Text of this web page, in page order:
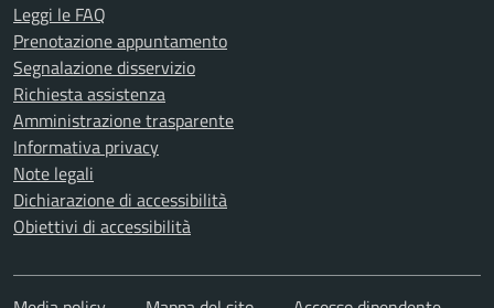
Leggi le FAQ
Prenotazione appuntamento
Segnalazione disservizio
Richiesta assistenza
Amministrazione trasparente
Informativa privacy
Note legali
Dichiarazione di accessibilità
Obiettivi di accessibilità